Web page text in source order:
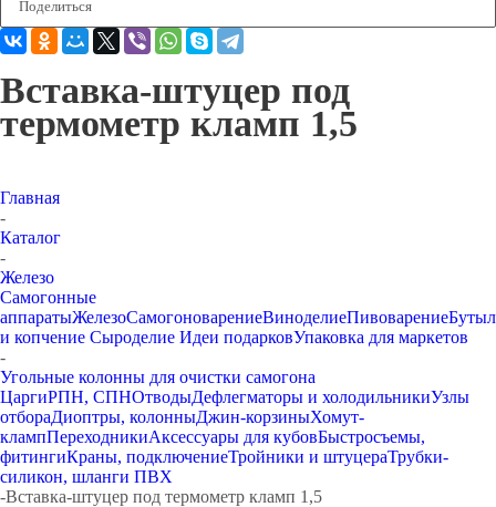
Поделиться
Вставка-штуцер под
термометр кламп 1,5
Главная
-
Каталог
-
Железо
Самогонные
аппаратыЖелезоСамогоноварениеВиноделиеПивоварение
и копчение Сыроделие Идеи подарковУпаковка для маркетов
-
Угольные колонны для очистки самогона
ЦаргиРПН, СПНОтводыДефлегматоры и холодильникиУзлы
отбораДиоптры, колонныДжин-корзиныХомут-
клампПереходникиАксессуары для кубовБыстросъемы,
фитингиКраны, подключениеТройники и штуцераТрубки-
силикон, шланги ПВХ
-Вставка-штуцер под термометр кламп 1,5